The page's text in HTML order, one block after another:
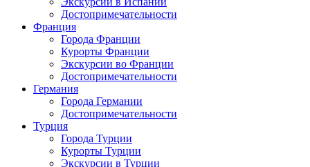
Достопримечательности
Франция
Города Франции
Курорты Франции
Экскурсии во Франции
Достопримечательности
Германия
Города Германии
Достопримечательности
Турция
Города Турции
Курорты Турции
Экскурсии в Турции